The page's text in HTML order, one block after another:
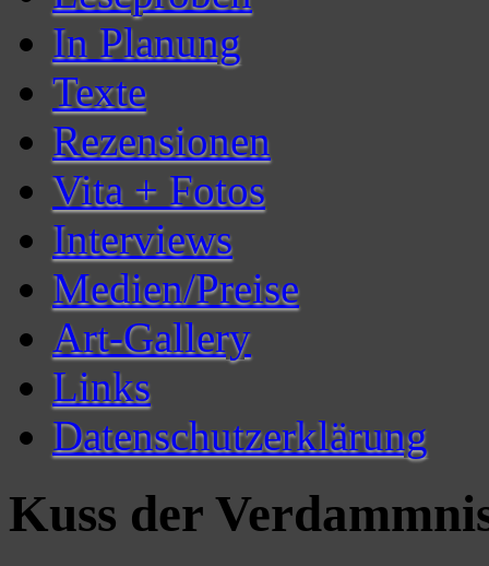
In Planung
Texte
Rezensionen
Vita + Fotos
Interviews
Medien/Preise
Art-Gallery
Links
Datenschutzerklärung
Kuss der